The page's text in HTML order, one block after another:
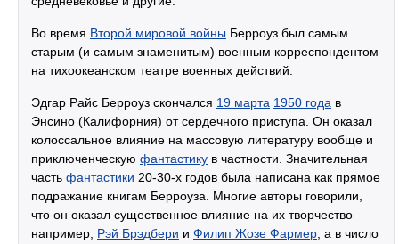
Во время Второй мировой войны Берроуз был самым
старым (и самым знаменитым) военным корреспондентом
на тихоокеанском театре военных действий.
Эдгар Райс Берроуз скончался 19 марта 1950 года в
Энсино (Калифорния) от сердечного приступа. Он оказал
колоссальное влияние на массовую литературу вообще и
приключенческую фантастику в частности. Значительная
часть фантастики 20-30-х годов была написана как прямое
подражание книгам Берроуза. Многие авторы говорили,
что он оказал существенное влияние на их творчество —
например, Рэй Брэдбери и Филип Жозе Фармер , а в число